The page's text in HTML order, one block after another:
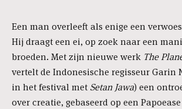
Een man overleeft als enige een
Hij draagt een ei, op zoek naar een
broeden. Met zijn nieuwe werk The
vertelt de Indonesische regisseur Garin
in het festival met Setan Jawa) een
over creatie, gebaseerd op een